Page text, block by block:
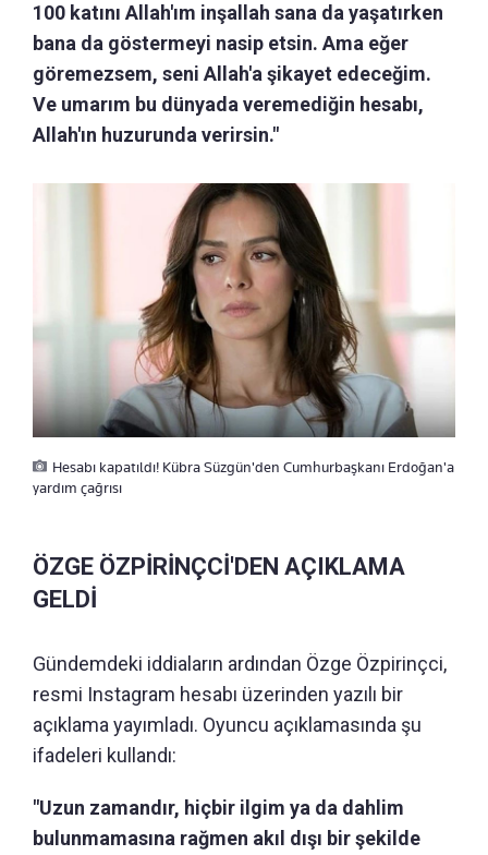
100 katını Allah'ım inşallah sana da yaşatırken
bana da göstermeyi nasip etsin. Ama eğer
göremezsem, seni Allah'a şikayet edeceğim.
Ve umarım bu dünyada veremediğin hesabı,
Allah'ın huzurunda verirsin."
Hesabı kapatıldı! Kübra Süzgün'den Cumhurbaşkanı Erdoğan'a
yardım çağrısı
ÖZGE ÖZPİRİNÇCİ'DEN AÇIKLAMA
GELDİ
Gündemdeki iddiaların ardından Özge Özpirinçci,
resmi Instagram hesabı üzerinden yazılı bir
açıklama yayımladı. Oyuncu açıklamasında şu
ifadeleri kullandı:
"Uzun zamandır, hiçbir ilgim ya da dahlim
bulunmamasına rağmen akıl dışı bir şekilde